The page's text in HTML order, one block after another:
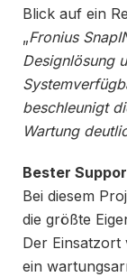
Blick auf ein
„Fronius
Designlösung
beschleunigt
Wartung
Bester
Bei diesem
die größte
Der Einsatzort
ein